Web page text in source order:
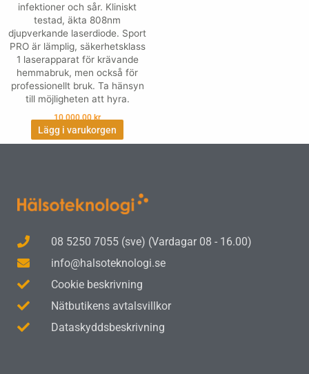
infektioner och sår. Kliniskt
testad, äkta 808nm
djupverkande laserdiode. Sport
PRO är lämplig, säkerhetsklass
1 laserapparat för krävande
hemmabruk, men också för
professionellt bruk. Ta hänsyn
till möjligheten att hyra.
10,000.00 kr
Lägg i varukorgen
08 5250 7055 (sve) (Vardagar 08 - 16.00)
info@halsoteknologi.se
Cookie beskrivning
Nätbutikens avtalsvillkor
Dataskyddsbeskrivning